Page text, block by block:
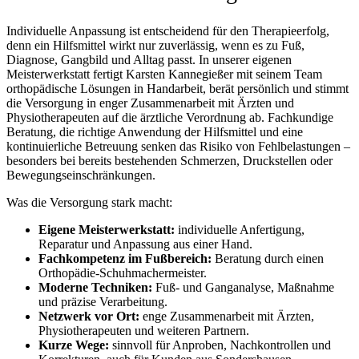
Individuelle Anpassung ist entscheidend für den Therapieerfolg,
denn ein Hilfsmittel wirkt nur zuverlässig, wenn es zu Fuß,
Diagnose, Gangbild und Alltag passt. In unserer eigenen
Meisterwerkstatt fertigt Karsten Kannegießer mit seinem Team
orthopädische Lösungen in Handarbeit, berät persönlich und stimmt
die Versorgung in enger Zusammenarbeit mit Ärzten und
Physiotherapeuten auf die ärztliche Verordnung ab. Fachkundige
Beratung, die richtige Anwendung der Hilfsmittel und eine
kontinuierliche Betreuung senken das Risiko von Fehlbelastungen –
besonders bei bereits bestehenden Schmerzen, Druckstellen oder
Bewegungseinschränkungen.
Was die Versorgung stark macht:
Eigene Meisterwerkstatt: individuelle Anfertigung,
Reparatur und Anpassung aus einer Hand.
Fachkompetenz im Fußbereich: Beratung durch einen
Orthopädie-Schuhmachermeister.
Moderne Techniken: Fuß- und Ganganalyse, Maßnahme
und präzise Verarbeitung.
Netzwerk vor Ort: enge Zusammenarbeit mit Ärzten,
Physiotherapeuten und weiteren Partnern.
Kurze Wege: sinnvoll für Anproben, Nachkontrollen und